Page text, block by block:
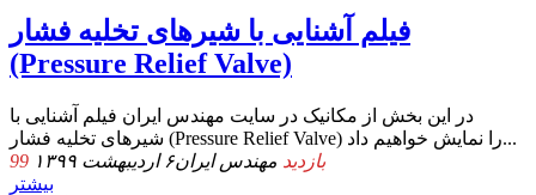
فیلم آشنایی با شیرهای تخلیه فشار
(Pressure Relief Valve)
در این بخش از مکانیک در سایت مهندس ایران فیلم آشنایی با
شیرهای تخليه فشار (Pressure Relief Valve) را نمایش خواهیم داد...
99 بازدید مهندس ایران۶ اردیبهشت ۱۳۹۹
بیشتر